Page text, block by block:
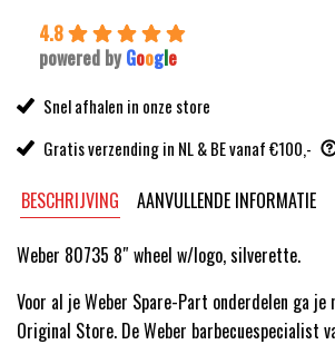
4.8
powered by Google
Snel afhalen in onze store
Gratis verzending in NL & BE vanaf €100,-
BESCHRIJVING AANVULLENDE INFORMATIE
Weber 80735 8″ wheel w/logo, silverette.
Voor al je Weber Spare-Part onderdelen ga je
Original Store. De Weber barbecuespecialist